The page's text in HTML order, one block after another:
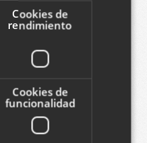
2024, 2022 y
el World Plone Day
realizados con
años.
de traducciones de
Cookies de
rendimiento
Cookies de
funcionalidad